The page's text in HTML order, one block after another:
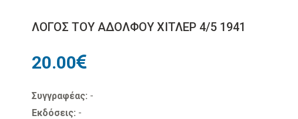
ΛΟΓΟΣ ΤΟΥ ΑΔΟΛΦΟΥ ΧΙΤΛΕΡ 4/5 1941
20.00
Συγγραφέας: -
Εκδόσεις: -